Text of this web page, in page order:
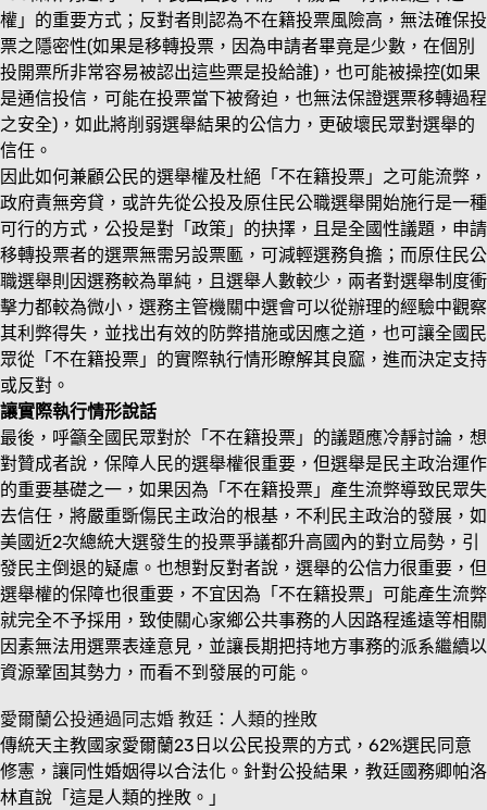
權」的重要方式；反對者則認為不在籍投票風險高，無法確保投
票之隱密性(如果是移轉投票，因為申請者畢竟是少數，在個別
投開票所非常容易被認出這些票是投給誰)，也可能被操控(如果
是通信投信，可能在投票當下被脅迫，也無法保證選票移轉過程
之安全)，如此將削弱選舉結果的公信力，更破壞民眾對選舉的
信任。
因此如何兼顧公民的選舉權及杜絕「不在籍投票」之可能流弊，
政府責無旁貸，或許先從公投及原住民公職選舉開始施行是一種
可行的方式，公投是對「政策」的抉擇，且是全國性議題，申請
移轉投票者的選票無需另設票匭，可減輕選務負擔；而原住民公
職選舉則因選務較為單純，且選舉人數較少，兩者對選舉制度衝
擊力都較為微小，選務主管機關中選會可以從辦理的經驗中觀察
其利弊得失，並找出有效的防弊措施或因應之道，也可讓全國民
眾從「不在籍投票」的實際執行情形瞭解其良窳，進而決定支持
或反對。
讓實際執行情形說話
最後，呼籲全國民眾對於「不在籍投票」的議題應冷靜討論，想
對贊成者說，保障人民的選舉權很重要，但選舉是民主政治運作
的重要基礎之一，如果因為「不在籍投票」產生流弊導致民眾失
去信任，將嚴重斲傷民主政治的根基，不利民主政治的發展，如
美國近2次總統大選發生的投票爭議都升高國內的對立局勢，引
發民主倒退的疑慮。也想對反對者說，選舉的公信力很重要，但
選舉權的保障也很重要，不宜因為「不在籍投票」可能產生流弊
就完全不予採用，致使關心家鄉公共事務的人因路程遙遠等相關
因素無法用選票表達意見，並讓長期把持地方事務的派系繼續以
資源鞏固其勢力，而看不到發展的可能。
愛爾蘭公投通過同志婚 教廷：人類的挫敗
傳統天主教國家愛爾蘭23日以公民投票的方式，62%選民同意
修憲，讓同性婚姻得以合法化。針對公投結果，教廷國務卿帕洛
林直說「這是人類的挫敗。」